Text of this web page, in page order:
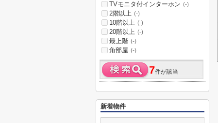
TVモニタ付インターホン (-)
2階以上 (-)
10階以上 (-)
20階以上 (-)
最上階 (-)
角部屋 (-)
7件が該当
新着物件